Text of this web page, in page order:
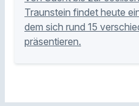
Traunstein findet heute
dem sich rund 15
präsentieren.